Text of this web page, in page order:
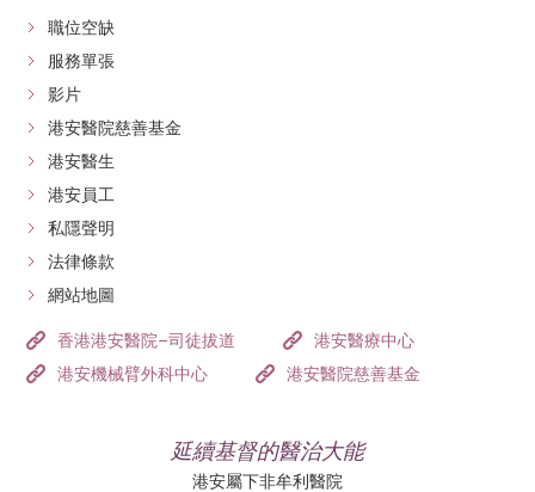
職位空缺
服務單張
影片
港安醫院慈善基金
港安醫生
港安員工
私隱聲明
法律條款
網站地圖
香港港安醫院–司徒拔道
港安醫療中心
港安機械臂外科中心
港安醫院慈善基金
延續基督的醫治大能
港安屬下非牟利醫院